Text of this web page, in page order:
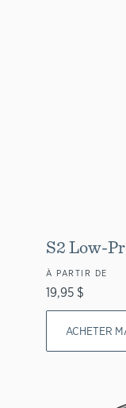
S2 Low-
À PARTIR DE
19,95 $
ACHETER